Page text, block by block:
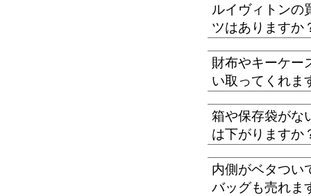
ルイヴィトンの
ツはありますか
財布やキーケー
い取ってくれま
箱や保存袋がな
は下がりますか
内側がベタつい
バッグも売れま